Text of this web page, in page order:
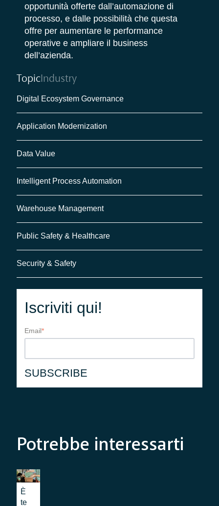
opportunità offerte dall’automazione di
processo, e dalle possibilità che questa
offre per aumentare le performance
operative e ampliare il business
dell’azienda.
TopicIndustry
Digital Ecosystem Governance
Application Modernization
Data Value
Intelligent Process Automation
Warehouse Management
Public Safety & Healthcare
Security & Safety
Iscriviti qui!
Email*
Potrebbe interessarti
È
te